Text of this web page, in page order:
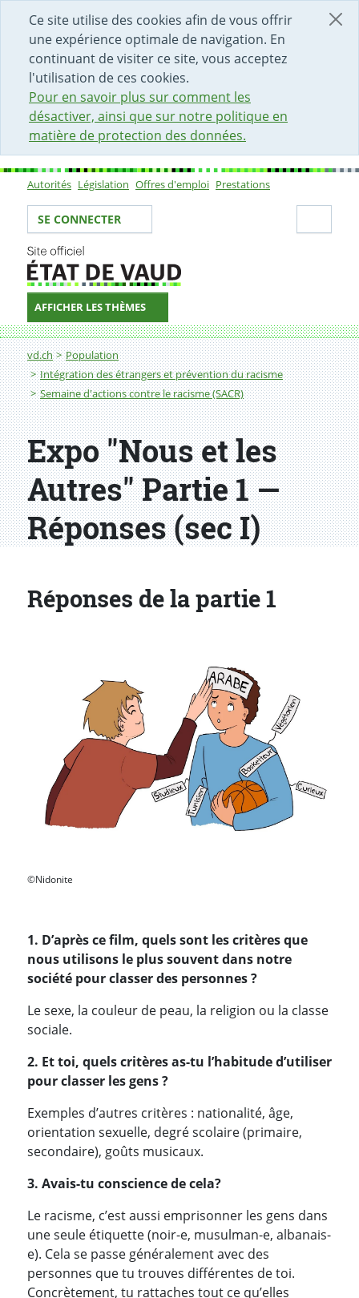
Ce site utilise des cookies afin de vous offrir
une expérience optimale de navigation. En
continuant de visiter ce site, vous acceptez
l'utilisation de ces cookies.
Pour en savoir plus sur comment les
désactiver, ainsi que sur notre politique en
matière de protection des données.
DÉBUT DU CONTENU DE LA PAGE
ACCÈS AU CHAMP DE RECHERCHE
PAGE D'ACCUEIL
FORMULAIRE DE CONTACT
Sous-navigation
Autorités Législation Offres d'emploi Prestations
Votre identité
SE CONNECTER
AFFICHER LES THÈMES
Fil d'Ariane
vd.ch
Population
Intégration des étrangers et prévention du racisme
Semaine d'actions contre le racisme (SACR)
Expo "Nous et les
Autres" Partie 1 —
Réponses (sec I)
Réponses de la partie 1
©Nidonite
1. D’après ce film, quels sont les critères que
nous utilisons le plus souvent dans notre
société pour classer des personnes ?
Le sexe, la couleur de peau, la religion ou la classe
sociale.
2. Et toi, quels critères as-tu l’habitude d’utiliser
pour classer les gens ?
Exemples d’autres critères : nationalité, âge,
orientation sexuelle, degré scolaire (primaire,
secondaire), goûts musicaux.
3. Avais-tu conscience de cela?
Le racisme, c’est aussi emprisonner les gens dans
une seule étiquette (noir-e, musulman-e, albanais-
e). Cela se passe généralement avec des
personnes que tu trouves différentes de toi.
Concrètement, tu rattaches tout ce qu’elles